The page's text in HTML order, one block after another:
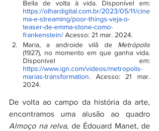
https://olhardigital.com.br/2023/05/11/cine
ma-e-streaming/poor-things-veja-o-
teaser-de-emma-stone-como-
frankenstein/ Acesso: 21 mar. 2024.
Maria, a androide vilã de Metrópolis
(1927), no momento em que ganha vida.
https://www.ign.com/videos/metropolis-
marias-transformation. Acesso: 21 mar.
2024.
De volta ao campo da história da arte,
Almoço na relva, de Édouard Manet, de